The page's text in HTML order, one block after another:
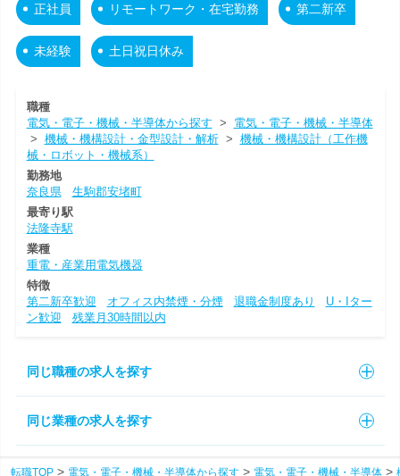
正社員 リモートワーク・在宅勤務 第二新卒
未経験 土日祝日休み
職種
電気・電子・機械・半導体から探す > 電気・電子・機械・半導体
> 機械・機構設計・金型設計・解析> 機械・機構設計（工作機
械・ロボット・機械系）
勤務地
奈良県
生駒郡安堵町
最寄り駅
法隆寺駅
業種
重電・産業用電気機器
特徴
第二新卒歓迎
オフィス内禁煙・分煙 退職金制度あり
U・Iター
ン歓迎
残業月30時間以内
同じ職種の求人を探す
同じ業種の求人を探す
転職TOP 電気・電子・機械・半導体から探す 電気・電子・機械・半導体